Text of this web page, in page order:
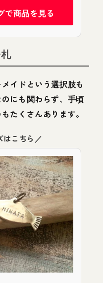
で商品を見る
イドという選択肢も
にも関わらず、手頃
たくさんあります。
はこちら／